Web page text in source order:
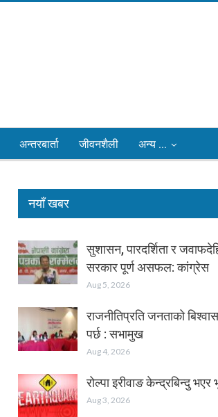
अन्तरबार्ता जीवनशैली अन्य ...
नयाँ खबर
सुशासन, पारदर्शिता र
सरकार पूर्ण असफल: कांग्रेस
Aug 5, 2026
राजनीतिप्रति जनताको
पर्छ : सभामुख
Aug 4, 2026
रोल्पा इरीवाङ केन्द्रबिन्दु भएर
Aug 3, 2026